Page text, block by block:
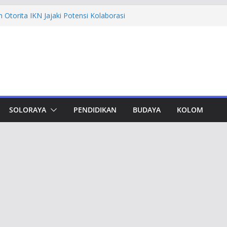
Otorita IKN Jajaki Potensi Kolaborasi
Tapak Suci, Ahmad Luthfi
Penguat Persatuan Bangsa
Award, Ahmad Luthfi Dinilai
untuk Jateng
Taj Yasin Minta Optimalkan
SOLORAYA PENDIDIKAN BUDAYA KOLOM